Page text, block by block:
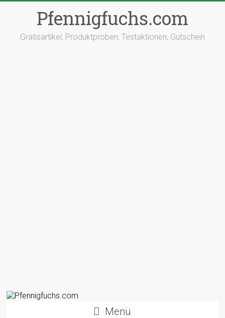
Pfennigfuchs.com
Gratisartikel, Produktproben, Testaktionen, Gutschein
Menü